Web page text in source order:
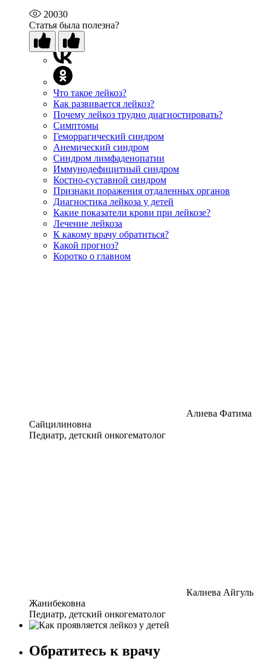
20030
Статья была полезна?
Что такое лейкоз?
Как развивается лейкоз?
Почему лейкоз трудно диагностировать?
Симптомы
Геморрагический синдром
Анемический синдром
Синдром лимфаденопатии
Иммунодефицитный синдром
Костно-суставной синдром
Признаки поражения отдаленных органов
Диагностика лейкоза у детей
Какие показатели крови при лейкозе?
Лечение лейкоза
К какому врачу обратиться?
Какой прогноз?
Коротко о главном
Алиева Фатима
Сайцилиновна
Педиатр, детский онкогематолог
Калиева Айгуль
Жанибековна
Педиатр, детский онкогематолог
Обратитесь к врачу